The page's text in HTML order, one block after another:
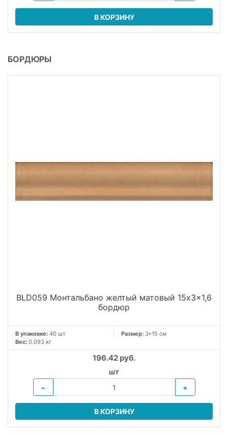
В КОРЗИНУ
БОРДЮРЫ
BLD059 Монтальбано желтый матовый 15x3x1,6
бордюр
В упаковке: 40 шт Размер: 3*15 см
Вес: 0.093 кг
196.42 руб.
шт
−
+
В КОРЗИНУ